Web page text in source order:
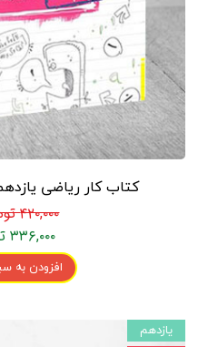
کتاب کار ریاضی
۴۲۰,۰۰۰ تومان
۳۳۶,۰۰۰ تومان
افزودن به
یازدهم